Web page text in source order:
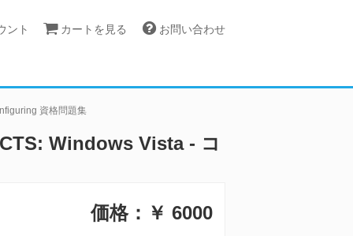
ント カートを見る お問い合わせ
資格問題集
Windows Vista - コ
価格：￥ 6000